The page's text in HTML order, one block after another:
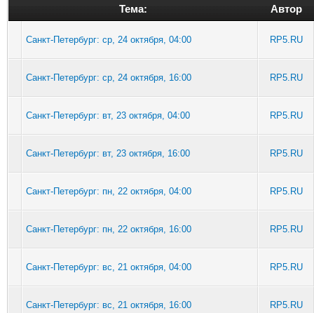
Тема: Автор
Санкт-Петербург: ср, 24 октября, 04:00 RP5.RU
Санкт-Петербург: ср, 24 октября, 16:00 RP5.RU
Санкт-Петербург: вт, 23 октября, 04:00 RP5.RU
Санкт-Петербург: вт, 23 октября, 16:00 RP5.RU
Санкт-Петербург: пн, 22 октября, 04:00 RP5.RU
Санкт-Петербург: пн, 22 октября, 16:00 RP5.RU
Санкт-Петербург: вс, 21 октября, 04:00 RP5.RU
Санкт-Петербург: вс, 21 октября, 16:00 RP5.RU